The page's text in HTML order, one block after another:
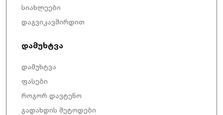
სიახლეები
დაგვიკავშირდით
დამუხტვა
დამუხტვა
ფასები
როგორ დავტენო
გადახდის მეტოდები